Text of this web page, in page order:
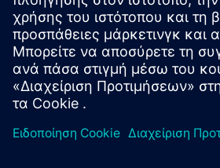
μετάδοσης: Το Gridscale X PSS E
πολύπλοκες προσομοιώσεις,
συνεργασία και υποστηρίζει